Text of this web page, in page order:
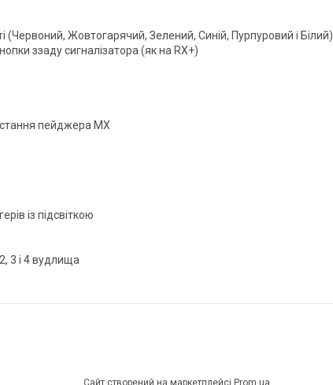
(Червоний, Жовтогарячий, Зелений, Синій, Пурпуровий і Білий)
ззаду сигналізатора (як на RX+)
пейджера MX
із підсвіткою
3 і 4 вудлища